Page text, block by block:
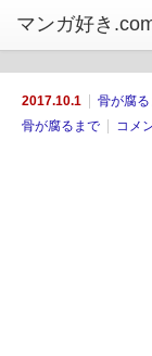
2017.10.1 骨が腐
骨が腐るまで
コメ